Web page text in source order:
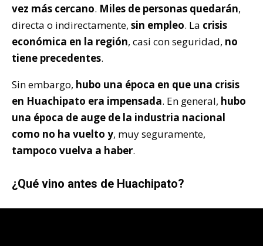
vez más cercano. Miles de personas quedarán,
directa o indirectamente, sin empleo. La crisis
económica en la región, casi con seguridad, no
tiene precedentes.
Sin embargo, hubo una época en que una crisis
en Huachipato era impensada. En general, hubo
una época de auge de la industria nacional
como no ha vuelto y, muy seguramente,
tampoco vuelva a haber.
¿Qué vino antes de Huachipato?